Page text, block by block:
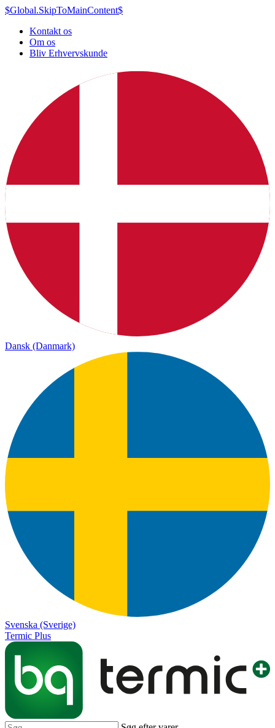
$Global.SkipToMainContent$
Kontakt os
Om os
Bliv Erhvervskunde
Dansk (Danmark)
Svenska (Sverige)
Termic Plus